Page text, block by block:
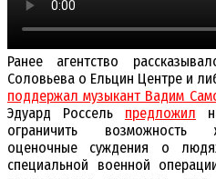
Ранее агентство
Соловьева о Ельцин Центре и
поддержал музыкант Вадим
Эдуард Россель предложил
ограничить возможность
оценочные суждения о
специальной военной